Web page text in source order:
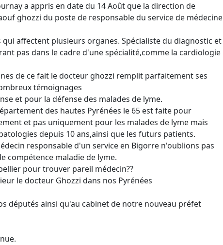
a appris en date du 14 Août que la direction de
ghozzi du poste de responsable du service de médecine
affectent plusieurs organes. Spécialiste du diagnostic et
pas dans le cadre d'une spécialité,comme la cardiologie
de ce fait le docteur ghozzi remplit parfaitement ses
témoignages
et pour la défense des malades de lyme.
des hautes Pyrénées le 65 est faite pour
et pas uniquement pour les malades de lyme mais
depuis 10 ans,ainsi que les futurs patients.
responsable d'un service en Bigorre n'oublions pas
compétence maladie de lyme.
pour trouver pareil médecin??
le docteur Ghozzi dans nos Pyrénées
députés ainsi qu'au cabinet de notre nouveau préfet